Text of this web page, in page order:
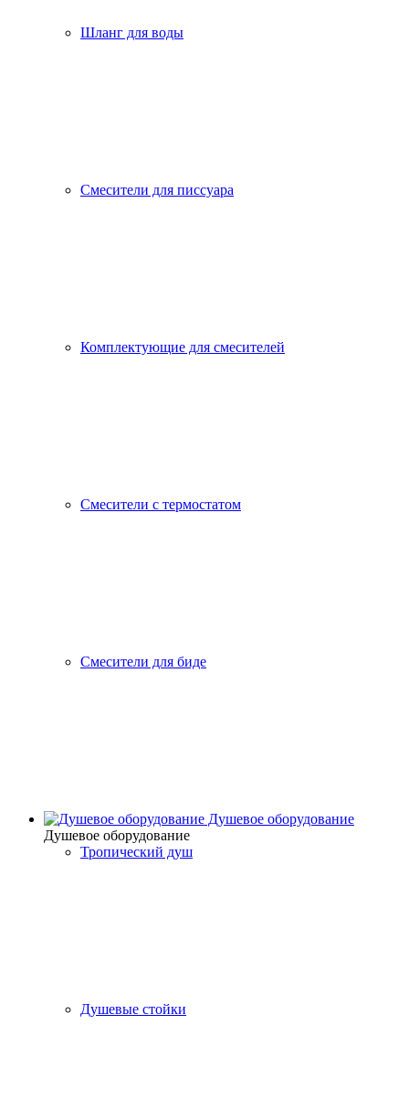
Шланг для воды
Смесители для писсуара
Комплектующие для смесителей
Смесители с термостатом
Смесители для биде
Душевое оборудование
Душевое оборудование
Тропический душ
Душевые стойки